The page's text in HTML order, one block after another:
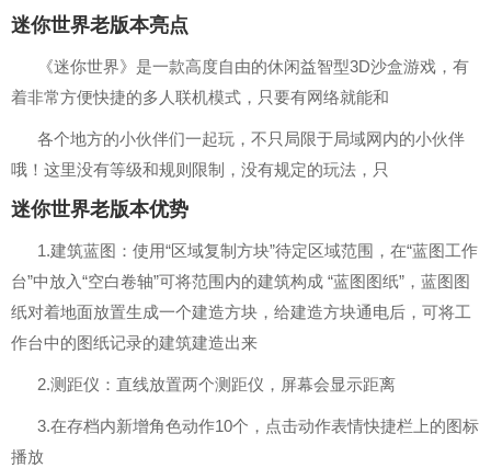
迷你世界老版本亮点
《迷你世界》是一款高度自由的休闲益智型3D沙盒游戏，有
着非常方便快捷的多人联机模式，只要有网络就能和
各个地方的小伙伴们一起玩，不只局限于局域网内的小伙伴
哦！这里没有等级和规则限制，没有规定的玩法，只
迷你世界老版本优势
1.建筑蓝图：使用“区域复制方块”待定区域范围，在“蓝图工作
台”中放入“空白卷轴”可将范围内的建筑构成 “蓝图图纸”，蓝图图
纸对着地面放置生成一个建造方块，给建造方块通电后，可将工
作台中的图纸记录的建筑建造出来
2.测距仪：直线放置两个测距仪，屏幕会显示距离
3.在存档内新增角色动作10个，点击动作表情快捷栏上的图标
播放